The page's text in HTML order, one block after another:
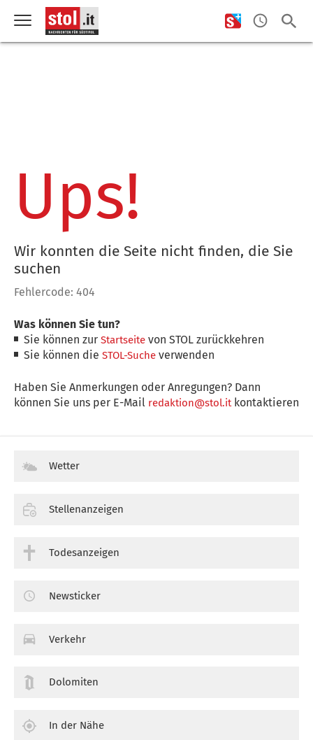
Ups!
Wir konnten die Seite nicht finden, die Sie
suchen
Fehlercode: 404
Was können Sie tun?
Sie können zurStartseite von STOL zurückkehren
Sie können dieSTOL-Suche verwenden
Haben Sie Anmerkungen oder Anregungen? Dann
können Sie uns per E-Mail redaktion@stol.itkontaktieren
Wetter
Stellenanzeigen
Todesanzeigen
Newsticker
Verkehr
Dolomiten
In der Nähe